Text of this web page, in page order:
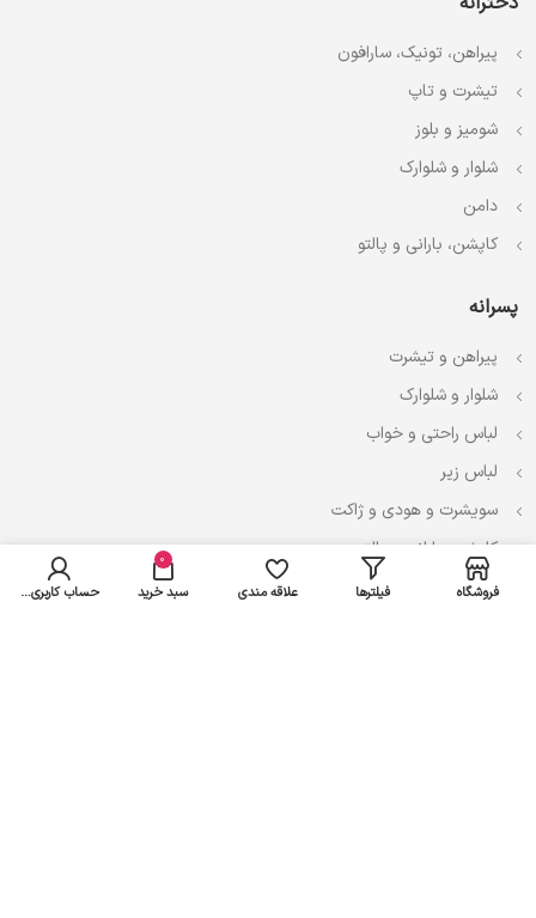
پیراهن، تونیک، سارافون
تیشرت و تاپ
شومیز و بلوز
شلوار و شلوارک
دامن
کاپشن، بارانی و پالتو
پسرانه
پیراهن و تیشرت
شلوار و شلوارک
لباس راحتی و خواب
لباس زیر
سویشرت و هودی و ژاکت
کاپشن، بارانی و پالتو
فروشگاه فیلترها علاقه مندی
0
سبد خرید حساب کاربری من